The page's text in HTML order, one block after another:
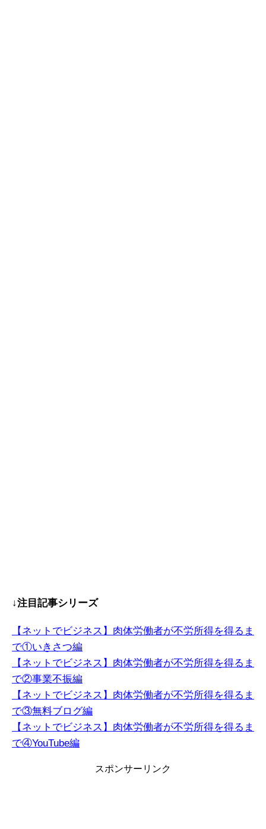
↓注目記事シリーズ
【ネットでビジネス】肉体労働者が不労所得を得るま
で①いきさつ編
【ネットでビジネス】肉体労働者が不労所得を得るま
で②事業不振編
【ネットでビジネス】肉体労働者が不労所得を得るま
で③無料ブログ編
【ネットでビジネス】肉体労働者が不労所得を得るま
で④YouTube編
スポンサーリンク